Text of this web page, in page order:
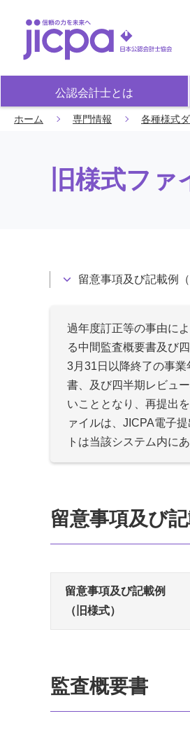
公認会計士とは
ホーム 専門情報 各種様式
旧様式フ
留意事項及び記載例（
過年度訂正等の事由に
る中間監査概要書及び
3月31日以降終了の事
書、及び四半期レビュ
いこととなり、再提出
ァイルは、JICPA電子
トは当該システム内に
留意事項及び記
留意事項及び記載例
（旧様式）
監査概要書